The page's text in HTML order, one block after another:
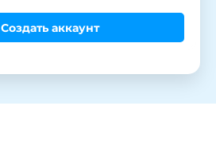
Создать аккаунт